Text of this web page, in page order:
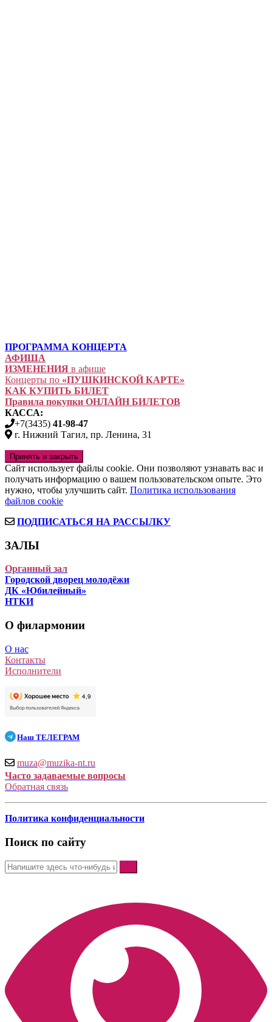
ПРОГРАММА КОНЦЕРТА
АФИША
ИЗМЕНЕНИЯ в афише
Концерты по «ПУШКИНСКОЙ КАРТЕ»
КАК КУПИТЬ БИЛЕТ
Правила покупки ОНЛАЙН БИЛЕТОВ
КАССА:
+7(3435) 41-98-47
г. Нижний Тагил, пр. Ленина, 31
Сайт использует файлы cookie. Они позволяют узнавать вас и
получать информацию о вашем пользовательском опыте. Это
нужно, чтобы улучшить сайт. Политика использования
файлов cookie
ПОДПИСАТЬСЯ НА РАССЫЛКУ
ЗАЛЫ
Органный зал
Городской дворец молодёжи
ДК «Юбилейный»
НТКИ
О филармонии
О нас
Контакты
Исполнители
Наш ТЕЛЕГРАМ
muza@muzika-nt.ru
Часто задаваемые вопросы
Обратная связь
Политика конфиденциальности
Поиск по сайту